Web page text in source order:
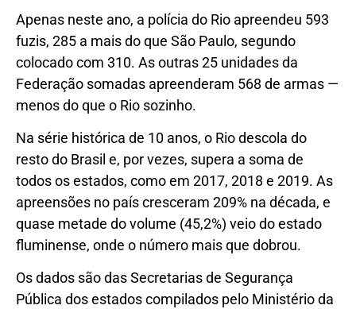
Apenas neste ano, a polícia do Rio apreendeu 593
fuzis, 285 a mais do que São Paulo, segundo
colocado com 310. As outras 25 unidades da
Federação somadas apreenderam 568 de armas —
menos do que o Rio sozinho.
Na série histórica de 10 anos, o Rio descola do
resto do Brasil e, por vezes, supera a soma de
todos os estados, como em 2017, 2018 e 2019. As
apreensões no país cresceram 209% na década, e
quase metade do volume (45,2%) veio do estado
fluminense, onde o número mais que dobrou.
Os dados são das Secretarias de Segurança
Pública dos estados compilados pelo Ministério da